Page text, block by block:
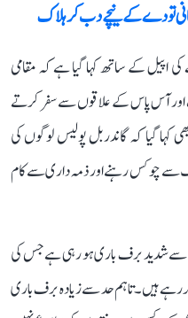
تودے کے نیچے دب کر ہلاک
اپیل کے ساتھ کہا گیا ہے کہ مقامی
آس پاس کے علاقوں سے سفر کرتے
گیا کہ گاندربل پولیس لوگوں کی
سے چوکس رہنے اور ذمہ داری سے کام
سے شدید برف باری ہو رہی ہے جس کی
رہے ہیں۔ تاہم حد سے زیادہ برف باری